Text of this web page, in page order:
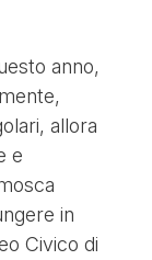
anno,
allora
e
in
Civico di